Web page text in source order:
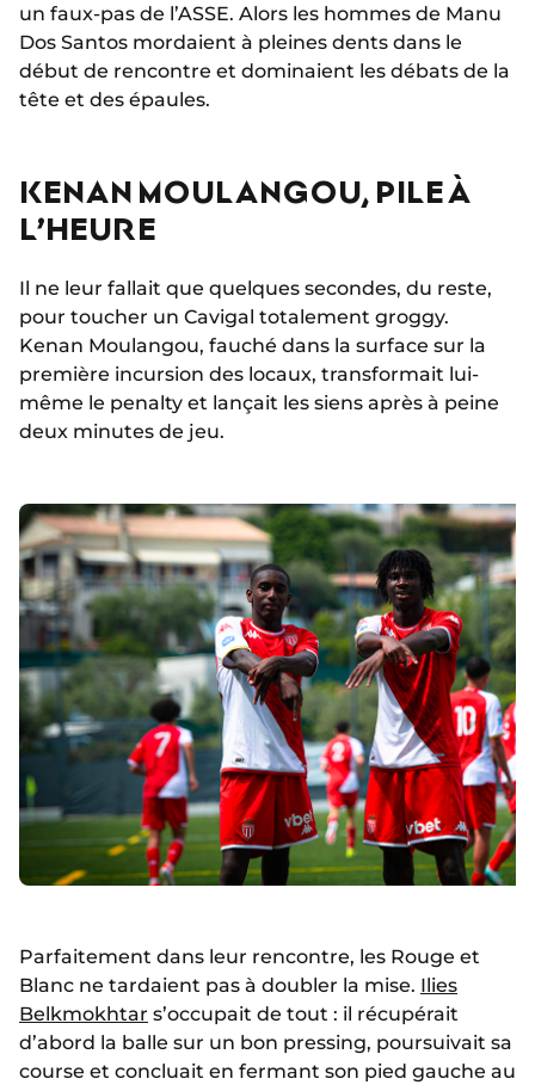
un faux-pas de l’ASSE. Alors les hommes de Manu
Dos Santos mordaient à pleines dents dans le
début de rencontre et dominaient les débats de la
tête et des épaules.
KENAN MOULANGOU, PILE À
L’HEURE
Il ne leur fallait que quelques secondes, du reste,
pour toucher un Cavigal totalement groggy.
Kenan Moulangou, fauché dans la surface sur la
première incursion des locaux, transformait lui-
même le penalty et lançait les siens après à peine
deux minutes de jeu.
Parfaitement dans leur rencontre, les Rouge et
Blanc ne tardaient pas à doubler la mise. Ilies
Belkmokhtar s’occupait de tout : il récupérait
d’abord la balle sur un bon pressing, poursuivait sa
course et concluait en fermant son pied gauche au